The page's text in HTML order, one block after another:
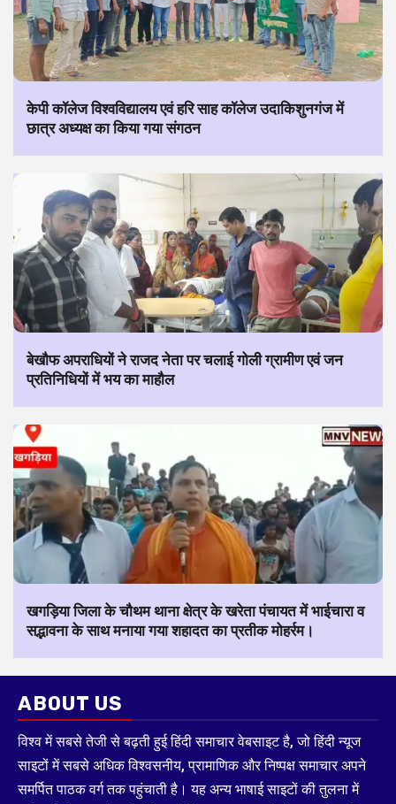
केपी कॉलेज विश्वविद्यालय एवं हरि साह कॉलेज उदाकिशुनगंज में
छात्र अध्यक्ष का किया गया संगठन
बेखौफ अपराधियों ने राजद नेता पर चलाई गोली ग्रामीण एवं जन
प्रतिनिधियों में भय का माहौल
खगड़िया जिला के चौथम थाना क्षेत्र के खरेता पंचायत में भाईचारा व
सद्भावना के साथ मनाया गया शहादत का प्रतीक मोहर्रम।
ABOUT US
विश्व में सबसे तेजी से बढ़ती हुई हिंदी समाचार वेबसाइट है, जो हिंदी न्यूज
साइटों में सबसे अधिक विश्वसनीय, प्रामाणिक और निष्पक्ष समाचार अपने
समर्पित पाठक वर्ग तक पहुंचाती है। यह अन्य भाषाई साइटों की तुलना में